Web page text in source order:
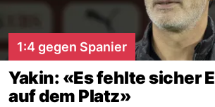
1:4 gegen Spanier
Yakin: «Es fehlte sicher
auf dem Platz»